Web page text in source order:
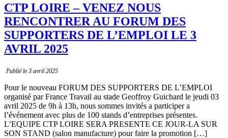
CTP LOIRE – VENEZ NOUS
RENCONTRER AU FORUM DES
SUPPORTERS DE L’EMPLOI LE 3
AVRIL 2025
Publié le 3 avril 2025
Pour le nouveau FORUM DES SUPPORTERS DE L’EMPLOI
organisé par France Travail au stade Geoffroy Guichard le jeudi 03
avril 2025 de 9h à 13h, nous sommes invités a participer a
l’événement avec plus de 100 stands d’entreprises présentes.
L’EQUIPE CTP LOIRE SERA PRESENTE CE JOUR-LA SUR
SON STAND (salon manufacture) pour faire la promotion […]